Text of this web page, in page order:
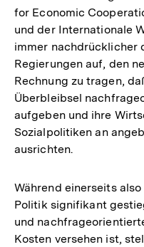
for Economic
und der Internationale
immer nachdrücklicher
Regierungen auf, den
Rechnung zu tragen,
Überbleibsel
aufgeben und ihre
Sozialpolitiken an
ausrichten.
Während einerseits
Politik signifikant
und
Kosten versehen ist,